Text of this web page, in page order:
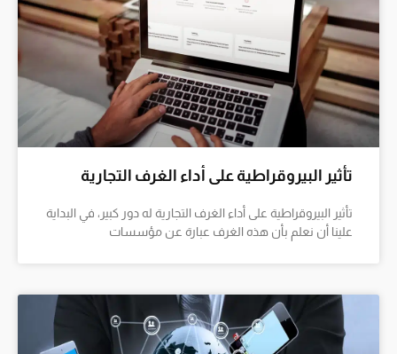
تأثير البيروقراطية على أداء الغرف التجارية
تأثير البيروقراطية على أداء الغرف التجارية له دور كبير، في البداية
علينا أن نعلم بأن هذه الغرف عبارة عن مؤسسات